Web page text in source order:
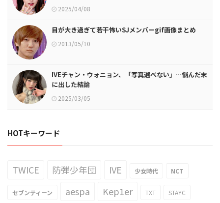
2025/04/08
目が大き過ぎて若干怖いSJメンバーgif画像まとめ
2013/05/10
IVEチャン・ウォニョン、「写真選べない」…悩んだ末
に出した結論
2025/03/05
HOTキーワード
TWICE 防弾少年団 IVE 少女時代 NCT
セブンティーン aespa Kep1er TXT STAYC